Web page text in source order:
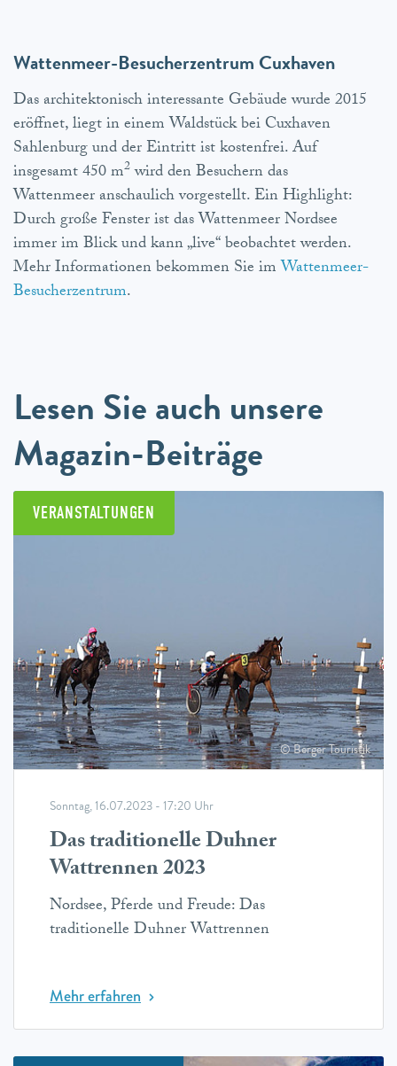
Wattenmeer-Besucherzentrum Cuxhaven
Das architektonisch interessante Gebäude wurde 2015
eröffnet, liegt in einem Waldstück bei Cuxhaven
Sahlenburg und der Eintritt ist kostenfrei. Auf
insgesamt 450 m2wird den Besuchern das
Wattenmeer anschaulich vorgestellt. Ein Highlight:
Durch große Fenster ist das Wattenmeer Nordsee
immer im Blick und kann „live“ beobachtet werden.
Mehr Informationen bekommen Sie imWattenmeer-
Besucherzentrum.
Lesen Sie auch unsere
Magazin-Beiträge
VERANSTALTUNGEN
© Berger Touristik
Sonntag, 16.07.2023 - 17:20 Uhr
Das traditionelle Duhner
Wattrennen 2023
Nordsee, Pferde und Freude: Das
traditionelle Duhner Wattrennen
Mehr erfahren